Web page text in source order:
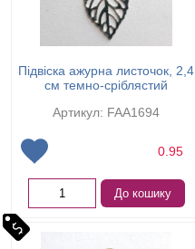
Підвіска ажурна листочок, 2,4
см темно-сріблястий
Артикул: FAA1694
0.95
До кошику